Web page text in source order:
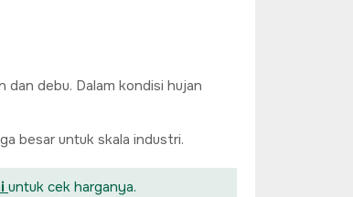
debu. Dalam kondisi hujan
besar untuk skala industri.
untuk cek harganya.